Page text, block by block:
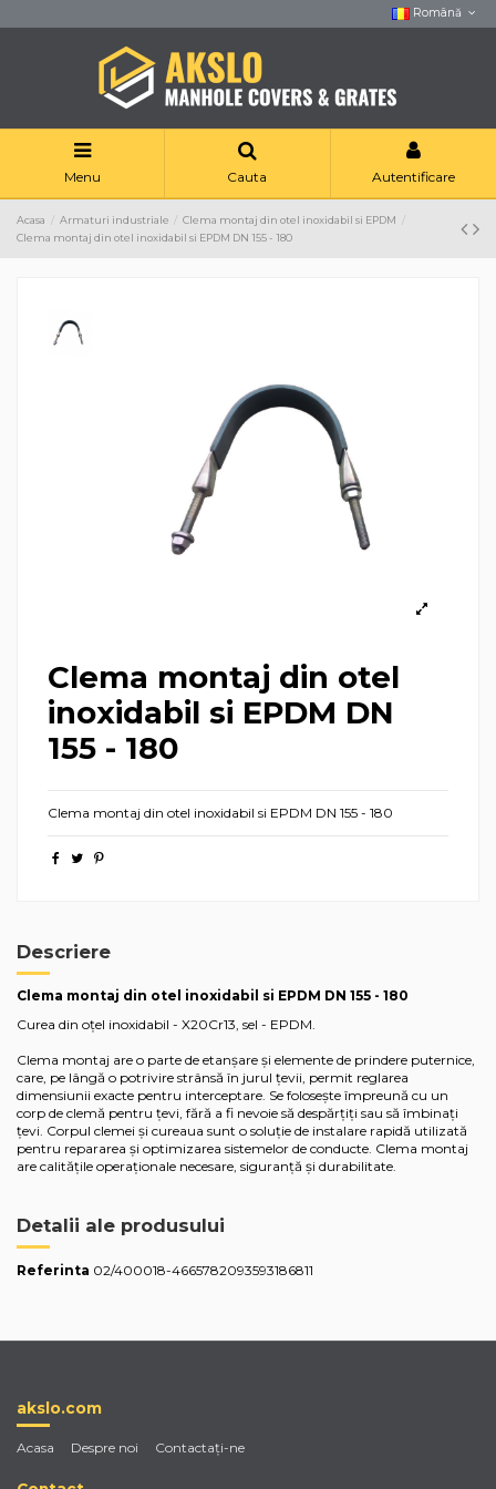
Română
Menu Cauta Autentificare
Acasa Armaturi industriale
Clema montaj din otel inoxidabil si EPDM
Clema montaj din otel inoxidabil si EPDM DN 155 - 180
Clema montaj din otel
inoxidabil si EPDM DN
155 - 180
Clema montaj din otel inoxidabil si EPDM DN 155 - 180
Descriere
Clema montaj din otel inoxidabil si EPDM DN 155 - 180
Curea din oțel inoxidabil - X20Cr13, sel - EPDM.
Clema montaj are o parte de etanșare și elemente de prindere puternice,
care, pe lângă o potrivire strânsă în jurul țevii, permit reglarea
dimensiunii exacte pentru interceptare. Se folosește împreună cu un
corp de clemă pentru țevi, fără a fi nevoie să despărțiți sau să îmbinați
țevi. Corpul clemei și cureaua sunt o soluție de instalare rapidă utilizată
pentru repararea și optimizarea sistemelor de conducte. Clema montaj
are calitățile operaționale necesare, siguranță și durabilitate.
Detalii ale produsului
Referinta 02/400018-4665782093593186811
akslo.com
Acasa Despre noi Contactaţi-ne